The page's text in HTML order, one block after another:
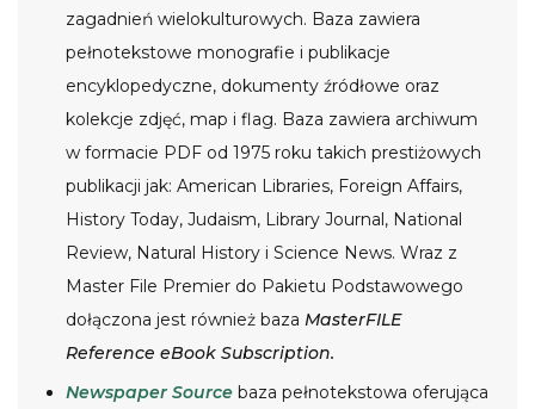
zagadnień wielokulturowych. Baza zawiera
pełnotekstowe monografie i publikacje
encyklopedyczne, dokumenty źródłowe oraz
kolekcje zdjęć, map i flag. Baza zawiera archiwum
w formacie PDF od 1975 roku takich prestiżowych
publikacji jak: American Libraries, Foreign Affairs,
History Today, Judaism, Library Journal, National
Review, Natural History i Science News. Wraz z
Master File Premier do Pakietu Podstawowego
dołączona jest również baza MasterFILE
Reference eBook Subscription.
Newspaper Source baza pełnotekstowa oferująca